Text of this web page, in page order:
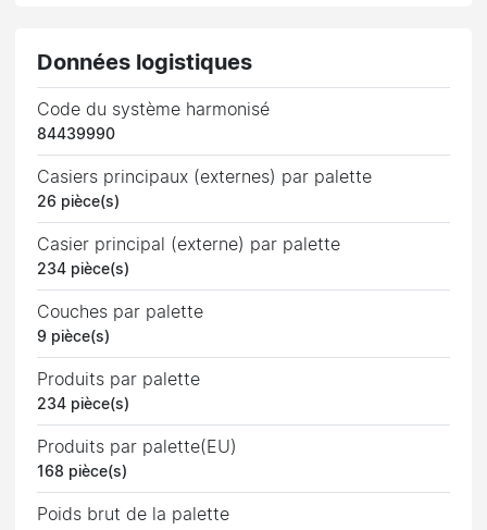
Données logistiques
Code du système harmonisé
84439990
Casiers principaux (externes) par palette
26 pièce(s)
Casier principal (externe) par palette
234 pièce(s)
Couches par palette
9 pièce(s)
Produits par palette
234 pièce(s)
Produits par palette(EU)
168 pièce(s)
Poids brut de la palette